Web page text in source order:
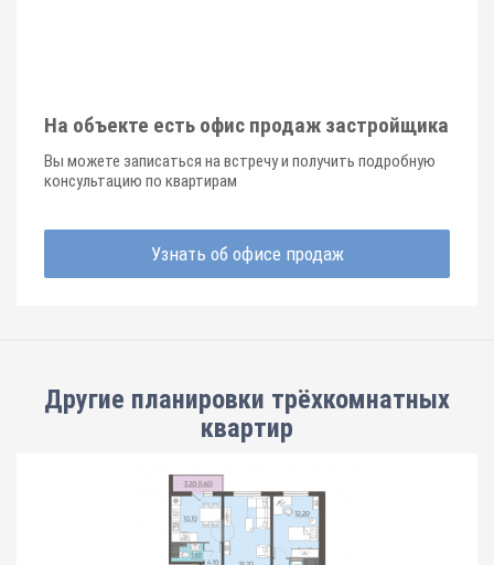
На объекте есть офис продаж застройщика
Вы можете записаться на встречу и получить подробную
консультацию по квартирам
Узнать об офисе продаж
Другие планировки трёхкомнатных
квартир